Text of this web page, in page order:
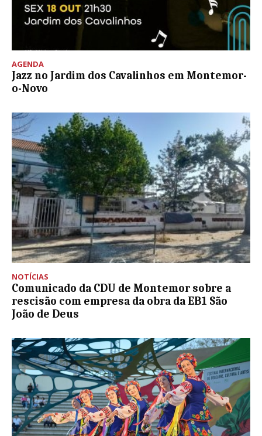
AGENDA
Jazz no Jardim dos Cavalinhos em Montemor-
o-Novo
NOTÍCIAS
Comunicado da CDU de Montemor sobre a
rescisão com empresa da obra da EB1 São
João de Deus